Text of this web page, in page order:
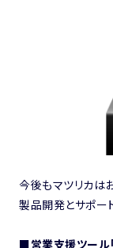
今後もマツリカは
製品開発とサポー
■営業支援ツール